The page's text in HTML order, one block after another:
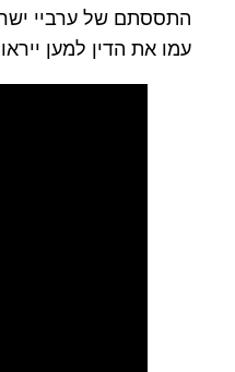
התססתם של ערביי
עמו את הדין למען ייראו